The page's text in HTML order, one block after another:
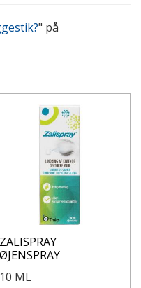
" på
ZALISPRAY
ØJENSPRAY
10 ML